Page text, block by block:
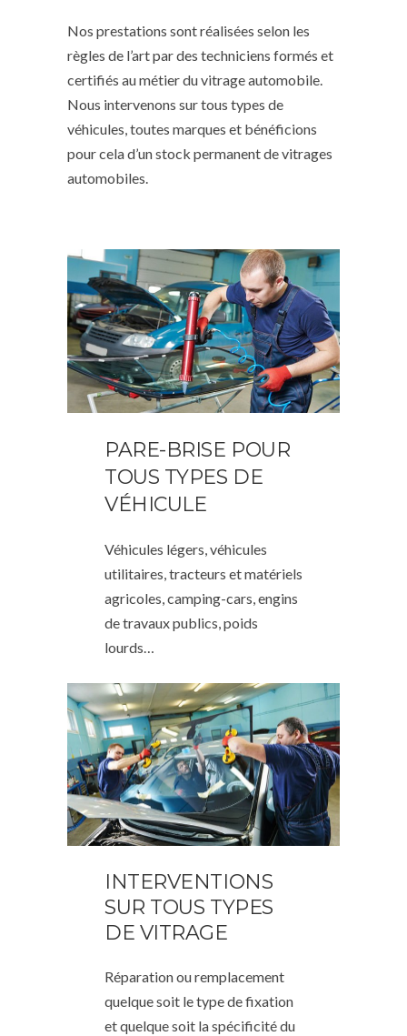
Nos prestations sont réalisées selon les
règles de l’art par des techniciens formés et
certifiés au métier du vitrage automobile.
Nous intervenons sur tous types de
véhicules, toutes marques et bénéficions
pour cela d’un stock permanent de vitrages
automobiles.
PARE-BRISE POUR
TOUS TYPES DE
VÉHICULE
Véhicules légers, véhicules
utilitaires, tracteurs et matériels
agricoles, camping-cars, engins
de travaux publics, poids
lourds…
INTERVENTIONS
SUR TOUS TYPES
DE VITRAGE
Réparation ou remplacement
quelque soit le type de fixation
et quelque soit la spécificité du